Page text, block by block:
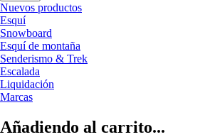
Nuevos productos
Esquí
Snowboard
Esquí de montaña
Senderismo & Trek
Escalada
Liquidación
Marcas
Añadiendo al carrito...